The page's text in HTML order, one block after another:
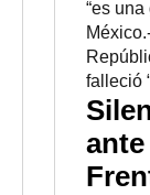
“es
falleció